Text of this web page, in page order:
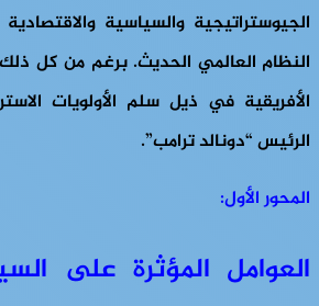
الجيوستراتيجية والسياسية والاقتصادية
النظام العالمي الحديث. برغم من كل ذلك
الأفريقية في ذيل سلم الأولويات
الرئيس “دونالد ترامب”.
المحور الأول:
العوامل المؤثرة على